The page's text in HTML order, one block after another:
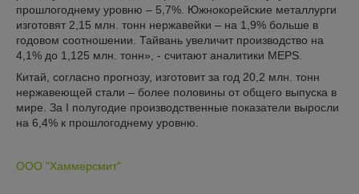
прошлогоднему уровню – 5,7%. Южнокорейские металлурги
изготовят 2,15 млн. тонн нержавейки – на 1,9% больше в
годовом соотношении. Тайвань увеличит производство на
4,1% до 1,125 млн. тонн», - считают аналитики MEPS.
Китай, согласно прогнозу, изготовит за год 20,2 млн. тонн
нержавеющей стали – более половины от общего выпуска в
мире. За I полугодие производственные показатели выросли
на 6,4% к прошлогоднему уровню.
ООО "Хаммерсмит"